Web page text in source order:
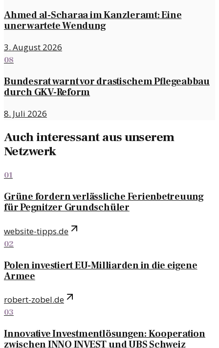
Ahmed al-Scharaa im Kanzleramt: Eine
unerwartete Wendung
3. August 2026
08
Bundesrat warnt vor drastischem Pflegeabbau
durch GKV-Reform
8. Juli 2026
Auch interessant aus unserem
Netzwerk
01
Grüne fordern verlässliche Ferienbetreuung
für Pegnitzer Grundschüler
website-tipps.de
02
Polen investiert EU-Milliarden in die eigene
Armee
robert-zobel.de
03
Innovative Investmentlösungen: Kooperation
zwischen INNO INVEST und UBS Schweiz